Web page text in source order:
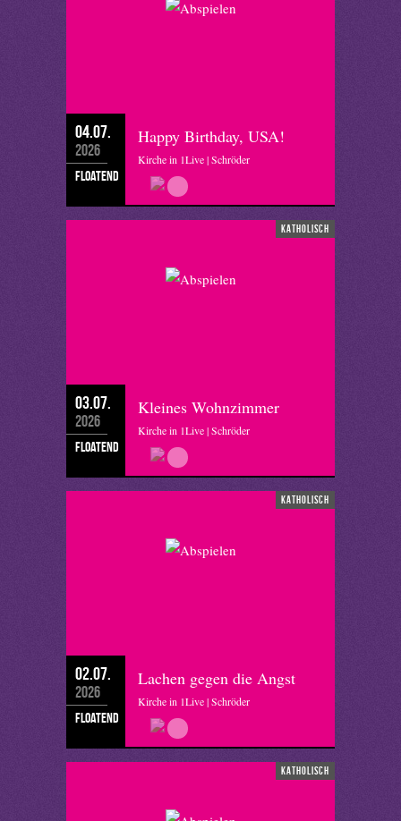
04.07.
2026
floatend
Happy Birthday, USA!
Kirche in 1Live | Schröder
katholisch
03.07.
2026
floatend
Kleines Wohnzimmer
Kirche in 1Live | Schröder
katholisch
02.07.
2026
floatend
Lachen gegen die Angst
Kirche in 1Live | Schröder
katholisch